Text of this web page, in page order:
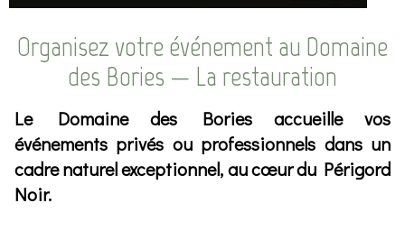
Organisez votre événement au Domaine
des Bories — La restauration
Le Domaine des Bories accueille vos
événements privés ou professionnels dans un
cadre naturel exceptionnel, au cœur du Périgord
Noir.